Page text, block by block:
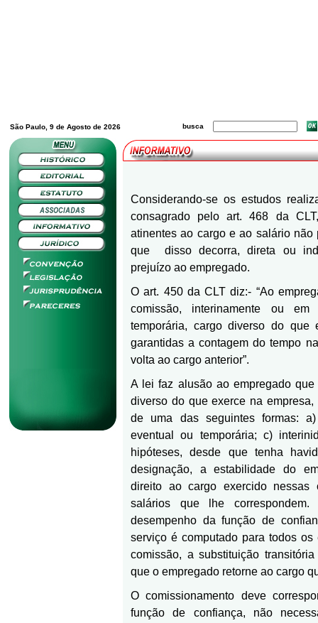
São Paulo, 9 de Agosto de 2026 busca
Considerando-se os estudos
consagrado pelo art. 468 da
atinentes ao cargo e ao salário não
que
disso decorra, direta ou
prejuízo ao empregado.
O art. 450 da CLT diz:- “Ao
comissão, interinamente ou em
temporária, cargo diverso do que
garantidas a contagem do tempo
volta ao cargo anterior”.
A lei faz alusão ao empregado
diverso do que exerce na
de uma das seguintes formas:
eventual ou temporária; c)
hipóteses, desde que tenha
designação, a estabilidade do
direito ao cargo exercido nessas
salários que lhe
desempenho da função de
serviço é computado para todos
comissão, a substituição
que o empregado retorne ao cargo
O comissionamento deve
função de confiança, não